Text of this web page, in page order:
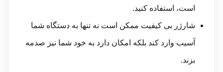
است، استفاده کنید.
شارژر بی کیفیت ممکن است نه تنها به دستگاه شما
آسیب وارد کند بلکه امکان دارد به خود شما نیز صدمه
بزند.